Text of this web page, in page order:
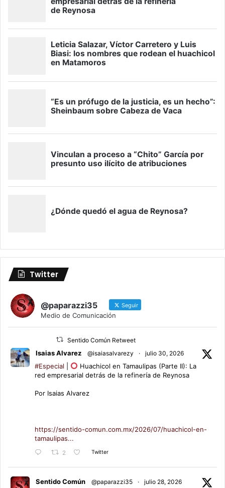
Twitter
@paparazzi35 Seguir
Medio de Comunicación
Sentido Común Retweet
Isaias Alvarez @isaiasalvarezy · julio 30, 2026
#Especial
Huachicol en Tamaulipas (Parte II): La
red empresarial detrás de la refinería de Reynosa
Por Isaias Alvarez
https://sentido-comun.com.mx/2026/07/huachicol-en-
tamaulipas...
2 Twitter
Sentido Común @paparazzi35 · julio 28, 2026